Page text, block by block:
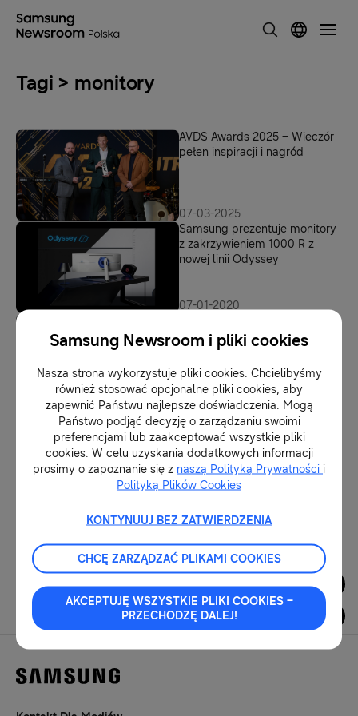
Tagi > monitory
AVDS Awards 2025 – Wieczór
pełen inspiracji i nagród
07-03-2025
Samsung prezentuje monitory
z zakrzywieniem 1000 R z
nowej linii Odyssey
07-01-2020
przyjść na Electronics Show
09-05-2019
70 szkół w Polsce zostało
wyróżnionych przez firmę
Samsung
23-01-2017
1
Dla Mediów
Samsung Newsroom i pliki cookies
Nasza strona wykorzystuje pliki cookies. Chcielibyśmy
również stosować opcjonalne pliki cookies, aby
zapewnić Państwu najlepsze doświadczenia. Mogą
Państwo podjąć decyzję o zarządzaniu swoimi
preferencjami lub zaakceptować wszystkie pliki
cookies. W celu uzyskania dodatkowych informacji
prosimy o zapoznanie się z naszą Polityką Prywatności i
Polityką Plików Cookies
KONTYNUUJ BEZ ZATWIERDZENIA
CHCĘ ZARZĄDZAĆ PLIKAMI COOKIES
AKCEPTUJĘ WSZYSTKIE PLIKI COOKIES –
PRZECHODZĘ DALEJ!